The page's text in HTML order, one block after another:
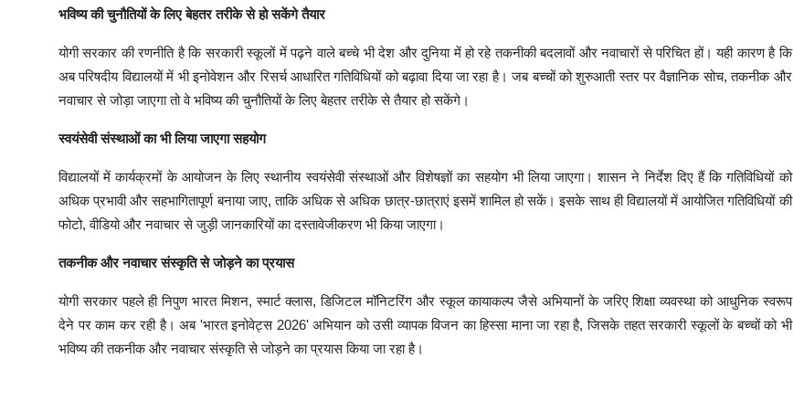
भविष्य की चुनौतियों के लिए बेहतर तरीके से हो सकेंगे तैयार
योगी सरकार की रणनीति है कि सरकारी स्कूलों में पढ़ने वाले बच्चे भी देश और दुनिया में हो रहे तकनीकी बदलावों और नवाचारों से परिचित हों। यही कारण है कि
अब परिषदीय विद्यालयों में भी इनोवेशन और रिसर्च आधारित गतिविधियों को बढ़ावा दिया जा रहा है। जब बच्चों को शुरुआती स्तर पर वैज्ञानिक सोच, तकनीक और
नवाचार से जोड़ा जाएगा तो वे भविष्य की चुनौतियों के लिए बेहतर तरीके से तैयार हो सकेंगे।
स्वयंसेवी संस्थाओं का भी लिया जाएगा सहयोग
विद्यालयों में कार्यक्रमों के आयोजन के लिए स्थानीय स्वयंसेवी संस्थाओं और विशेषज्ञों का सहयोग भी लिया जाएगा। शासन ने निर्देश दिए हैं कि गतिविधियों को
अधिक प्रभावी और सहभागितापूर्ण बनाया जाए, ताकि अधिक से अधिक छात्र-छात्राएं इसमें शामिल हो सकें। इसके साथ ही विद्यालयों में आयोजित गतिविधियों की
फोटो, वीडियो और नवाचार से जुड़ी जानकारियों का दस्तावेजीकरण भी किया जाएगा।
तकनीक और नवाचार संस्कृति से जोड़ने का प्रयास
योगी सरकार पहले ही निपुण भारत मिशन, स्मार्ट क्लास, डिजिटल मॉनिटरिंग और स्कूल कायाकल्प जैसे अभियानों के जरिए शिक्षा व्यवस्था को आधुनिक स्वरूप
देने पर काम कर रही है। अब 'भारत इनोवेट्स 2026' अभियान को उसी व्यापक विजन का हिस्सा माना जा रहा है, जिसके तहत सरकारी स्कूलों के बच्चों को भी
भविष्य की तकनीक और नवाचार संस्कृति से जोड़ने का प्रयास किया जा रहा है।